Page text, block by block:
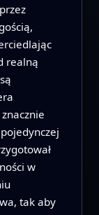
realną
w
tak aby